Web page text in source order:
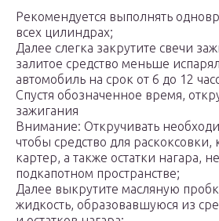
Рекомендуется выполнять
всех цилиндрах;
Далее слегка закрутите свечи
залитое средство меньше
автомобиль на срок от 6 до 12
Спустя обозначенное время,
зажигания
Внимание: Откручивать
чтобы средство для
картер, а также остатки нагара,
подкапотном пространстве;
Далее выкрутите масляную
жидкость, образовавшуюся из